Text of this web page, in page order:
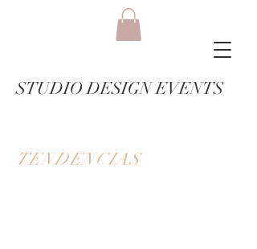
STUDIO DESIGN EVENTS
TENDENCIAS